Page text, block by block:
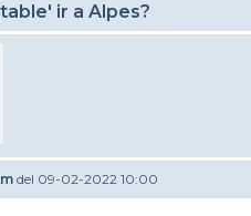
ir a Alpes?
del 09-02-2022 10:00